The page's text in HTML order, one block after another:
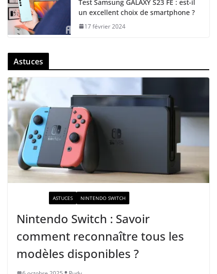
Test Samsung GALAXY S23 FE : est-il
un excellent choix de smartphone ?
17 février 2024
Astuces
ASTUCES NINTENDO SWITCH
Nintendo Switch : Savoir
comment reconnaître tous les
modèles disponibles ?